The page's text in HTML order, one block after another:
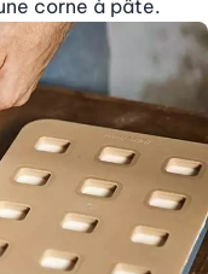
corne à pâte.